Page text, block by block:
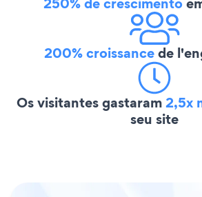
200% croissancede
Os visitantes gastaram2,5x
seu site